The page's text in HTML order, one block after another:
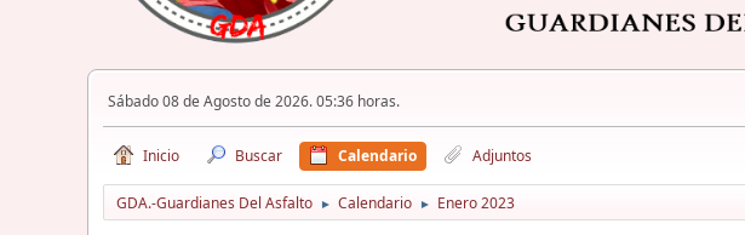
Sábado 08 de Agosto de 2026. 05:36 horas.
Inicio Buscar Calendario Adjuntos
GDA.-Guardianes Del Asfalto ► Calendario ► Enero 2023